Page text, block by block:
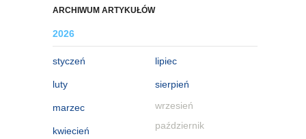
ARCHIWUM ARTYKUŁÓW
2026
styczeń
luty
marzec
kwiecień
lipiec
sierpień
wrzesień
październik